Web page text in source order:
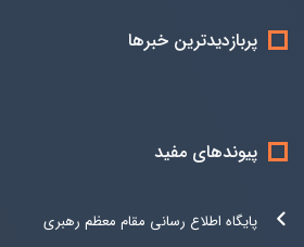
پربازدیدترین خبرها
پیوندهای مفید
پایگاه اطلاع رسانی مقام معظم رهبری